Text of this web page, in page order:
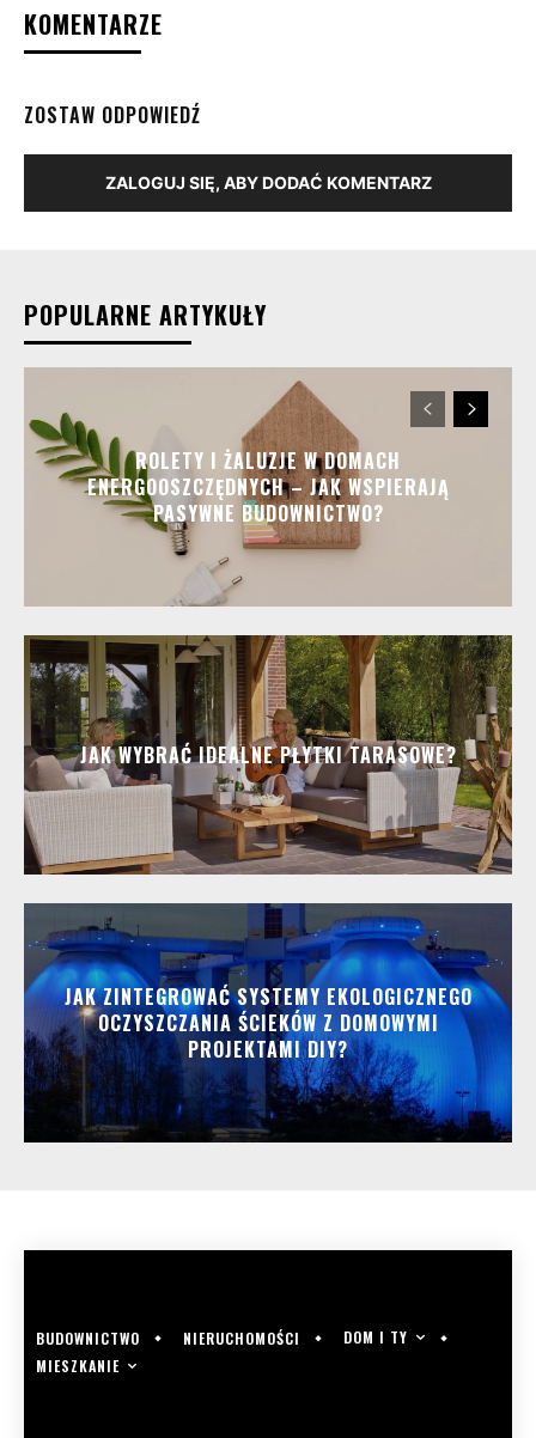
KOMENTARZE
ZOSTAW ODPOWIEDŹ
ZALOGUJ SIĘ, ABY DODAĆ KOMENTARZ
POPULARNE ARTYKUŁY
ROLETY I ŻALUZJE W DOMACH
ENERGOOSZCZĘDNYCH – JAK WSPIERAJĄ
PASYWNE BUDOWNICTWO?
JAK WYBRAĆ IDEALNE PŁYTKI TARASOWE?
JAK ZINTEGROWAĆ SYSTEMY EKOLOGICZNEGO
OCZYSZCZANIA ŚCIEKÓW Z DOMOWYMI
PROJEKTAMI DIY?
BUDOWNICTWO NIERUCHOMOŚCI
DOM I TY
MIESZKANIE